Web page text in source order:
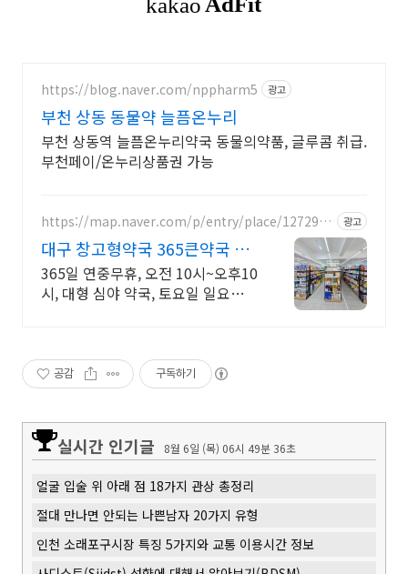
https://blog.naver.com/nppharm5 광고
부천 상동 동물약 늘픔온누리
부천 상동역 늘픔온누리약국 동물의약품, 글루콤 취급.
부천페이/온누리상품권 가능
https://map.naver.com/p/entry/place/1272964
광고
대구 창고형약국 365큰약국 수
성못역 바로 앞 위치
365일 연중무휴, 오전 10시~오후10
시, 대형 심야 약국, 토요일 일요일
공감 구독하기
실시간 인기글 8월 6일 (목) 06시 49분 37초
얼굴 입술 위 아래 점 18가지 관상 총정리
절대 만나면 안되는 나쁜남자 20가지 유형
인천 소래포구시장 특징 5가지와 교통 이용시간 정보